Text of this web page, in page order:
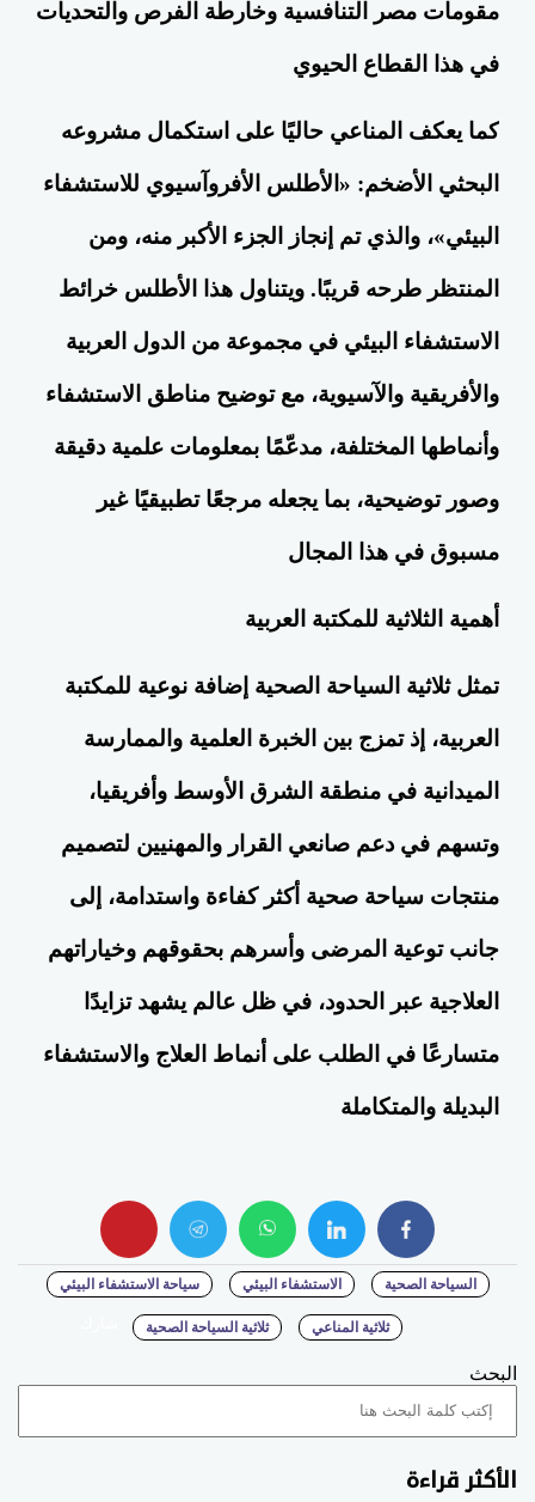
مقومات مصر التنافسية وخارطة الفرص والتحديات
في هذا القطاع الحيوي
كما يعكف المناعي حاليًا على استكمال مشروعه
البحثي الأضخم: «الأطلس الأفروآسيوي للاستشفاء
البيئي»، والذي تم إنجاز الجزء الأكبر منه، ومن
المنتظر طرحه قريبًا. ويتناول هذا الأطلس خرائط
الاستشفاء البيئي في مجموعة من الدول العربية
والأفريقية والآسيوية، مع توضيح مناطق الاستشفاء
وأنماطها المختلفة، مدعّمًا بمعلومات علمية دقيقة
وصور توضيحية، بما يجعله مرجعًا تطبيقيًا غير
مسبوق في هذا المجال
أهمية الثلاثية للمكتبة العربية
تمثل ثلاثية السياحة الصحية إضافة نوعية للمكتبة
العربية، إذ تمزج بين الخبرة العلمية والممارسة
الميدانية في منطقة الشرق الأوسط وأفريقيا،
وتسهم في دعم صانعي القرار والمهنيين لتصميم
منتجات سياحة صحية أكثر كفاءة واستدامة، إلى
جانب توعية المرضى وأسرهم بحقوقهم وخياراتهم
العلاجية عبر الحدود، في ظل عالم يشهد تزايدًا
متسارعًا في الطلب على أنماط العلاج والاستشفاء
البديلة والمتكاملة
facebook
twitter
whats
السياحة الصحية الاستشفاء البيئي سياحة الاستشفاء البيئي
ثلاثية المناعي ثلاثية السياحة الصحية
البحث
الأكثر قراءة